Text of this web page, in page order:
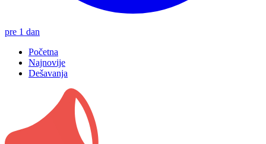
pre 1 dan
Početna
Najnovije
Dešavanja